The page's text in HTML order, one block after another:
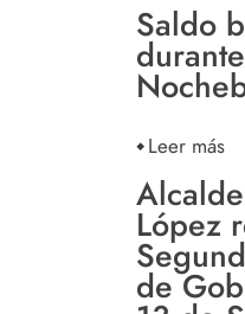
Saldo
durante
Leer más
López
de